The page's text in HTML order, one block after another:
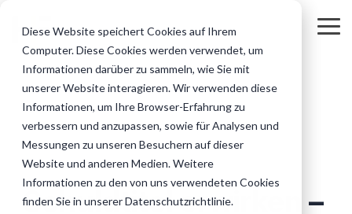
Diese Website speichert Cookies auf Ihrem
Computer. Diese Cookies werden verwendet, um
Informationen darüber zu sammeln, wie Sie mit
unserer Website interagieren. Wir verwenden diese
Informationen, um Ihre Browser-Erfahrung zu
verbessern und anzupassen, sowie für Analysen und
Messungen zu unseren Besuchern auf dieser
Website und anderen Medien. Weitere
Informationen zu den von uns verwendeten Cookies
finden Sie in unserer Datenschutzrichtlinie.
main
content.
Unsere Online-
Services für Sie
Sofort-Beauftragung
Einfach online
Inkassofälle
Inkasso und Forderungsmanagement
Zwangsvollstreckung
Zahlungsüberwachung
Außergerichtliches Mahnverfahren
Die finale Mahnung
B2B Inkasso
Titulierte Forderung
Adressermittlung
Privatkunden
&
Masseninkas
so
eCommerce
Telko/Telekommunikation & IT
Regulierte
institutionelle
Auftraggeber
Banken
Unternehmen
(B2B)
Wissen für Ihr
Inkasso
FAQ
Fragen und
Antworten
Inkasso: Alles auf einen Blick
Inkasso Vorteile
Mahnwesen
Außergerichtliches Inkasso
IT-Technik
Unsere IT-Systeme &
Sicherheit im
Überblick.
3 MIN. LESEZEIT
Schuldtitel erwirken –